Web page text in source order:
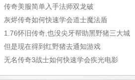
传奇美服简单入手法师双龙破
灰烬传奇如何快速学会道士魔法盾
1.76怀旧传奇,也没尖牙帮助黑野猪三大城
但是现在得到红野猪去通知游戏
无名传奇3战士如何快速学会疾光电影